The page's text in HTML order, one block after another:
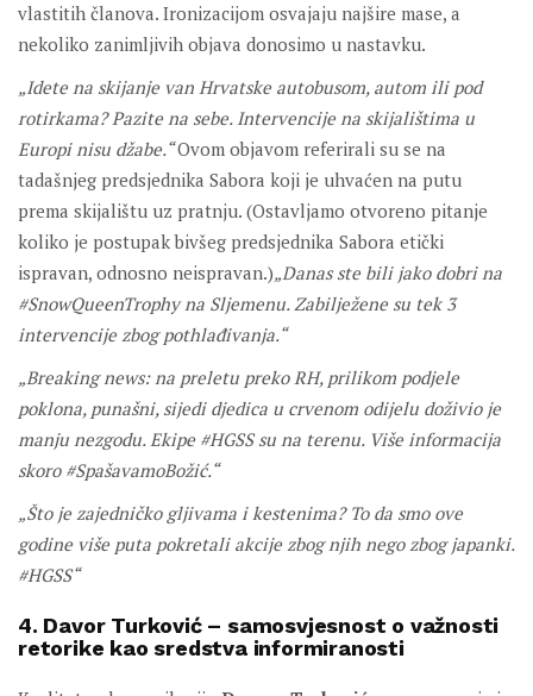
vlastitih članova. Ironizacijom osvajaju najšire mase, a
nekoliko zanimljivih objava donosimo u nastavku.
„Idete na skijanje van Hrvatske autobusom, autom ili pod
rotirkama? Pazite na sebe. Intervencije na skijalištima u
Europi nisu džabe.“Ovom objavom referirali su se na
tadašnjeg predsjednika Sabora koji je uhvaćen na putu
prema skijalištu uz pratnju. (Ostavljamo otvoreno pitanje
koliko je postupak bivšeg predsjednika Sabora etički
ispravan, odnosno neispravan.)„Danas ste bili jako dobri na
#SnowQueenTrophy na Sljemenu. Zabilježene su tek 3
intervencije zbog pothlađivanja.“
„Breaking news: na preletu preko RH, prilikom podjele
poklona, punašni, sijedi djedica u crvenom odijelu doživio je
manju nezgodu. Ekipe #HGSS su na terenu. Više informacija
skoro #SpašavamoBožić.“
„Što je zajedničko gljivama i kestenima? To da smo ove
godine više puta pokretali akcije zbog njih nego zbog japanki.
#HGSS“
4. Davor Turković – samosvjesnost o važnosti
retorike kao sredstva informiranosti